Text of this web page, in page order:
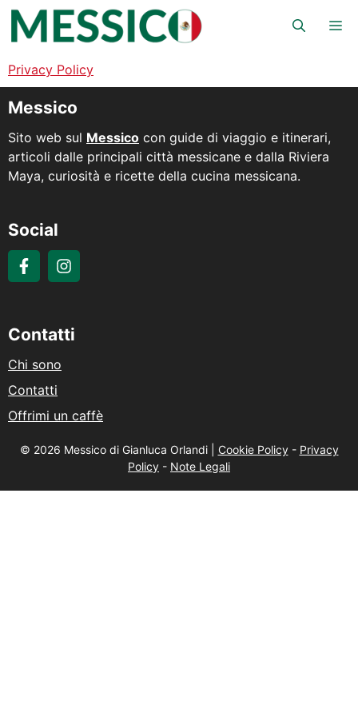
Vai
contenuto
Privacy Policy
Messico
Sito web sul Messico con guide di viaggio e itinerari,
articoli dalle principali città messicane e dalla Riviera
Maya, curiosità e ricette della cucina messicana.
Social
Contatti
Chi sono
Contatti
Offrimi un caffè
© 2026 Messico di Gianluca Orlandi | Cookie Policy- Privacy
Policy - Note Legali